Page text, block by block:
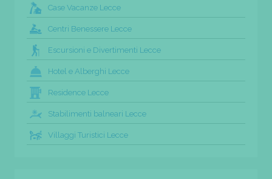
Case Vacanze Lecce
Centri Benessere Lecce
Escursioni e Divertimenti Lecce
Hotel e Alberghi Lecce
Residence Lecce
Stabilimenti balneari Lecce
Villaggi Turistici Lecce